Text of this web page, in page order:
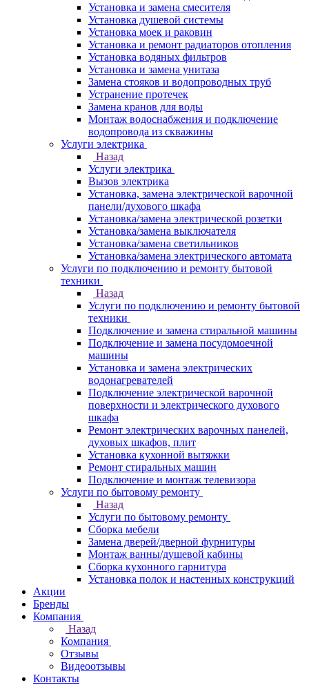
Установка и замена смесителя
Установка душевой системы
Установка моек и раковин
Установка и ремонт радиаторов отопления
Установка водяных фильтров
Установка и замена унитаза
Замена стояков и водопроводных труб
Устранение протечек
Замена кранов для воды
Монтаж водоснабжения и подключение
водопровода из скважины
Услуги электрика
Назад
Услуги электрика
Вызов электрика
Установка, замена электрической варочной
панели/духового шкафа
Установка/замена электрической розетки
Установка/замена выключателя
Установка/замена светильников
Установка/замена электрического автомата
Услуги по подключению и ремонту бытовой
техники
Назад
Услуги по подключению и ремонту бытовой
техники
Подключение и замена стиральной машины
Подключение и замена посудомоечной
машины
Установка и замена электрических
водонагревателей
Подключение электрической варочной
поверхности и электрического духового
шкафа
Ремонт электрических варочных панелей,
духовых шкафов, плит
Установка кухонной вытяжки
Ремонт стиральных машин
Подключение и монтаж телевизора
Услуги по бытовому ремонту
Назад
Услуги по бытовому ремонту
Сборка мебели
Замена дверей/дверной фурнитуры
Монтаж ванны/душевой кабины
Сборка кухонного гарнитура
Установка полок и настенных конструкций
Акции
Бренды
Компания
Назад
Компания
Отзывы
Видеоотзывы
Контакты